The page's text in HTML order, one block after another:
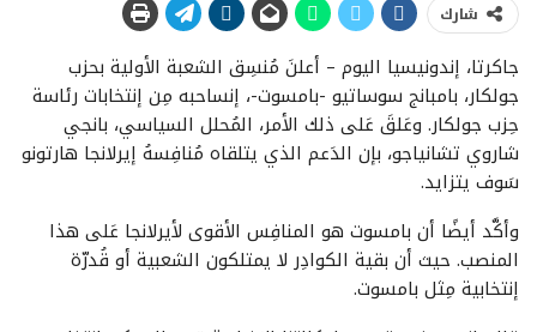
شارك
جاكرتا، إندونيسيا اليوم – أعلنَ مُنسِق الشعبة الأولية بحزب
جولكار، بامبانج سوساتيو -بامسوت-، إنساحبه مِن إنتخابات رئاسة
حِزب جولكار. وعَلقَ عَلى ذلك الأمر، المُحلل السياسي، بانجي
شاروي تشانياجو، بإن الدَعم الذي يتلقاه مُنافِسهُ إيرلانجا هارتونو
سَوف يتزايد.
وأكَّد أيضًا أن بامسوت هو المنافِس الأقوى لأيرلانجا عَلى هذا
المنصب. حيث أن بقية الكوادِر لا يمتلكون الشعبية أو قُدرّة
إنتخابية مِثل بامسوت.